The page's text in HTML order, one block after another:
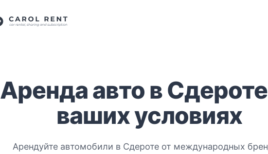
Аренда авто в
ваших условиях
Арендуйте автомобили в Сдероте от международных